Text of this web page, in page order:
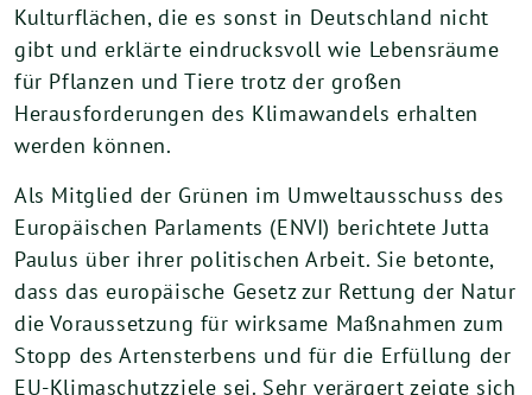
Kulturflächen, die es sonst in Deutschland nicht
gibt und erklärte eindrucksvoll wie Lebensräume
für Pflanzen und Tiere trotz der großen
Herausforderungen des Klimawandels erhalten
werden können.
Als Mitglied der Grünen im Umweltausschuss des
Europäischen Parlaments (ENVI) berichtete Jutta
Paulus über ihrer politischen Arbeit. Sie betonte,
dass das europäische Gesetz zur Rettung der Natur
die Voraussetzung für wirksame Maßnahmen zum
Stopp des Artensterbens und für die Erfüllung der
EU-Klimaschutzziele sei. Sehr verärgert zeigte sich